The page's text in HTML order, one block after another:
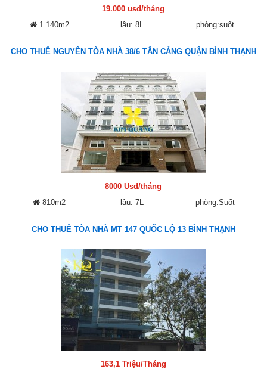
19.000 usd/tháng
1.140m2
lầu: 8L phòng:suốt
CHO THUÊ NGUYÊN TÒA NHÀ 38/6 TÂN CẢNG QUẬN BÌNH THẠNH
8000 Usd/tháng
810m2
lầu: 7L phòng:Suốt
CHO THUÊ TÒA NHÀ MT 147 QUỐC LỘ 13 BÌNH THẠNH
163,1 Triệu/Tháng